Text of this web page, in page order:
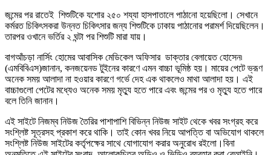
জন্মের পর রাতেই শিশুটিকে যশোর ২৫০ শয্যা হাসপাতালে পাঠানো হয়েছিলো। সেখানে
কর্মরত চিকিৎসকরা উন্নত চিকিৎসার জন্য শিশুটিকে ঢাকায় পাঠানোর পরামর্শ দিয়েছিলেন।
তারপর ওখানে ভর্তির ২ ঘন্টা পর শিশুটি মারা যায়।
বাগআঁচড়া নার্সিং হোমের আবাসিক মেডিকেল অফিসার ডাক্তার বেলায়েত হোসেন৷
(এমবিবিএস)জানান, কনজয়েনড টুইনের কারণে এমন বাচ্চা ভূমিষ্ঠ হয়। মায়ের পেটে ভ্রূণ
অনেক সময় আলাদা না হওয়ার কারণে গর্ভে দেহ এক থাকলেও মাথা আলাদা হয়। এই
বাচ্চাগুলো পেটের মধ্যেও অনেক সময় মৃত্যু হতে পারে এবং জন্মের পর ও মৃত্যু হতে পারে
বলে তিনি জানান।
এই সাইটে নিজম্ব নিউজ তৈরির পাশাপাশি বিভিন্ন নিউজ সাইট থেকে খবর সংগ্রহ করে
সংশ্লিষ্ট সূত্রসহ প্রকাশ করে থাকি। তাই কোন খবর নিয়ে আপত্তি বা অভিযোগ থাকলে
সংশ্লিষ্ট নিউজ সাইটের কর্তৃপক্ষের সাথে যোগাযোগ করার অনুরোধ রইলো।বিনা